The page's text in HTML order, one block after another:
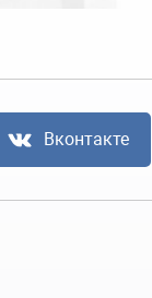
Вконтакте